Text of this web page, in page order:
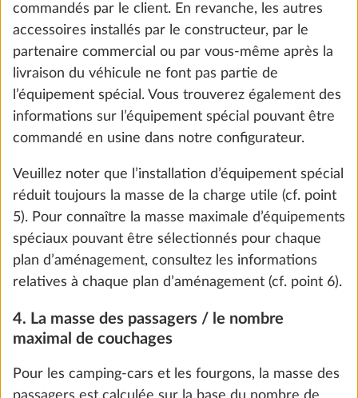
We use cookies to enable you to make the best
possible use of our website and to improve our
communication with you. We take your
preferences into account and process data for
consent by clicking on "Accept all". You can
ÉTAPE 5 SUR 8
Eau, gaz, électricité
Branchement eau de ville Plus
252 CHF
Ajouter
commandés par le client. En revanche, les autres
accessoires installés par le constructeur, par le
partenaire commercial ou par vous-même après la
livraison du véhicule ne font pas partie de
l’équipement spécial. Vous trouverez également des
informations sur l’équipement spécial pouvant être
commandé en usine dans notre configurateur.
Veuillez noter que l’installation d’équipement spécial
réduit toujours la masse de la charge utile (cf. point
5). Pour connaître la masse maximale d’équipements
spéciaux pouvant être sélectionnés pour chaque
plan d’aménagement, consultez les informations
relatives à chaque plan d’aménagement (cf. point 6).
4. La masse des passagers / le nombre
maximal de couchages
Pour les camping-cars et les fourgons, la masse des